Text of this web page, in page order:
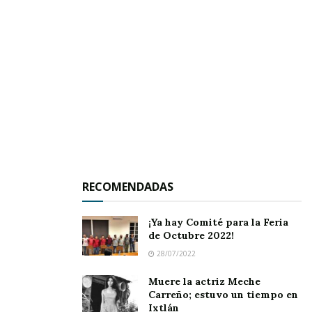
este edificio que en algún tiempo sirvió como
De acuerdo al INAH, el inmueble de referencia
Históricos con clave 18 006 001 0066, y en el
citado documento se informa que este anuncio
RECOMENDADAS
¡Ya hay Comité para la Feria
de Octubre 2022!
28/07/2022
Muere la actriz Meche
Carreño; estuvo un tiempo en
Ixtlán